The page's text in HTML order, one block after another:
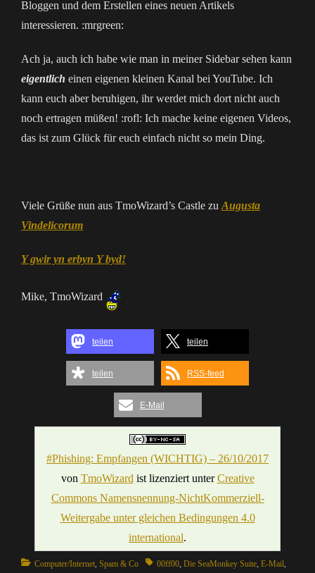
Bloggen und dem Erstellen eines neuen Artikels
interessieren. :mrgreen:
Ach ja, auch ich habe wie man in meiner Sidebar sehen kann
eigentlich einen eigenen kleinen Kanal bei YouTube. Ich
kann euch aber beruhigen, ihr werdet mich dort nicht auch
noch ertragen müßen! :rofl: Ich mache keine eigenen Videos,
das ist zum Glück für euch einfach nicht so mein Ding.
Viele Grüße nun aus TmoWizard’s Castle zu Augusta
Vindelicorum
Y gwir yn erbyn Y byd!
Mike, TmoWizard
teilen teilen
teilen RSS-feed
E-Mail
#Phishing: Empfangen (WICHTIG) – 26/10/2017
von TmoWizard ist lizenziert unterCreative
Commons Namensnennung-NichtKommerziell-
Weitergabe unter gleichen Bedingungen 4.0
international.
Categories
Computer/Internet, Spam & Co Tags00ff00, Die SeaMonkey Suite, E-Mail,